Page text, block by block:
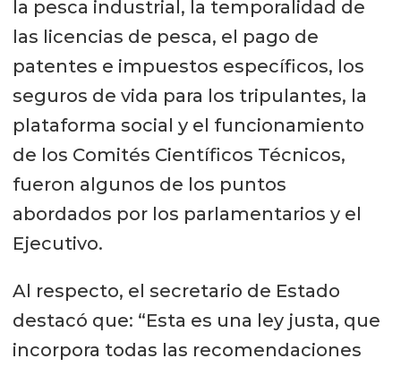
la pesca industrial, la temporalidad de
las licencias de pesca, el pago de
patentes e impuestos específicos, los
seguros de vida para los tripulantes, la
plataforma social y el funcionamiento
de los Comités Científicos Técnicos,
fueron algunos de los puntos
abordados por los parlamentarios y el
Ejecutivo.
Al respecto, el secretario de Estado
destacó que: “Esta es una ley justa, que
incorpora todas las recomendaciones